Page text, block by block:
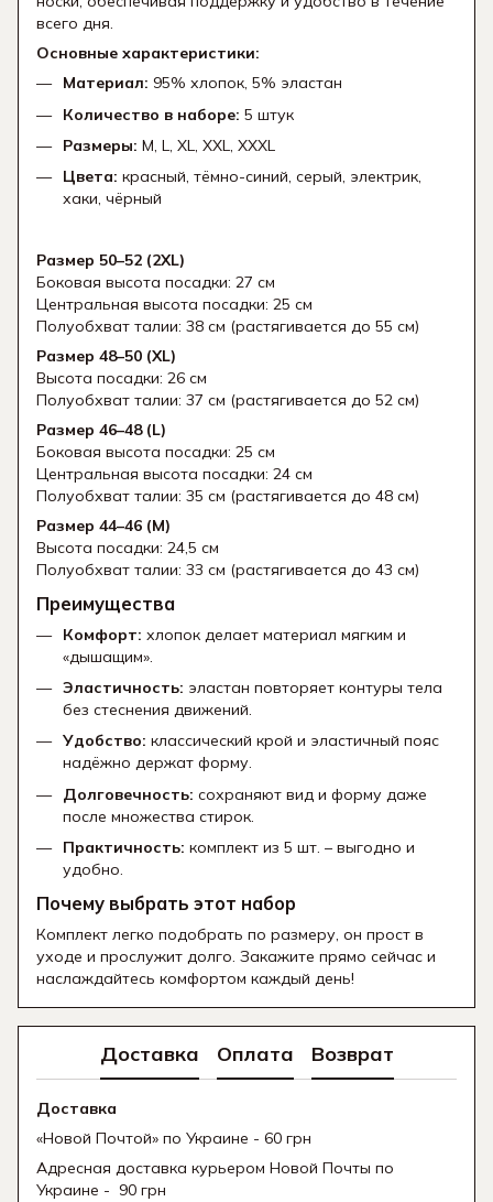
всего дня.
Основные характеристики:
Материал: 95% хлопок, 5% эластан
Количество в наборе: 5 штук
Размеры: M, L, XL, XXL, XXXL
Цвета: красный, тёмно-синий, серый, электрик,
хаки, чёрный
Размер 50–52 (2XL)
Боковая высота посадки: 27 см
Центральная высота посадки: 25 см
Полуобхват талии: 38 см (растягивается до 55 см)
Размер 48–50 (XL)
Высота посадки: 26 см
Полуобхват талии: 37 см (растягивается до 52 см)
Размер 46–48 (L)
Боковая высота посадки: 25 см
Центральная высота посадки: 24 см
Полуобхват талии: 35 см (растягивается до 48 см)
Размер 44–46 (M)
Высота посадки: 24,5 см
Полуобхват талии: 33 см (растягивается до 43 см)
Преимущества
Комфорт: хлопок делает материал мягким и
«дышащим».
Эластичность: эластан повторяет контуры тела
без стеснения движений.
Удобство: классический крой и эластичный пояс
надёжно держат форму.
Долговечность: сохраняют вид и форму даже
после множества стирок.
Практичность: комплект из 5 шт. – выгодно и
удобно.
Почему выбрать этот набор
Комплект легко подобрать по размеру, он прост в
уходе и прослужит долго. Закажите прямо сейчас и
наслаждайтесь комфортом каждый день!
Доставка Оплата Возврат
Доставка
«Новой Почтой» по Украине - 60 грн
Адресная доставка курьером Новой Почты по
Украине - 90 грн